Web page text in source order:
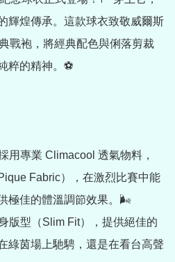
輝煌傳承。這款球衣致敬威爾斯
戰袍，將經典配色與俐落剪裁
粹的精神。⚽️
用專業 Climacool 透氣物料，
Fabric），在激烈比賽中能
極佳的體溫調節效果。🌬️
版型（Slim Fit），提供絕佳的
綠茵場上馳騁，還是在看台高聲